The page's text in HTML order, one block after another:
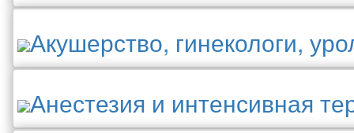
Акушерство, гинекологи,
Анестезия и интенсивная